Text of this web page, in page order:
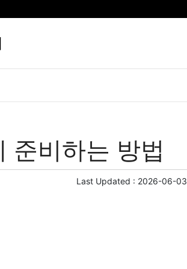
준비하는 방법
Last Updated : 2026-06-03